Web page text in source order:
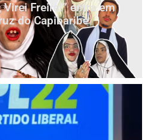
Freira!” entra em
do Capibaribe